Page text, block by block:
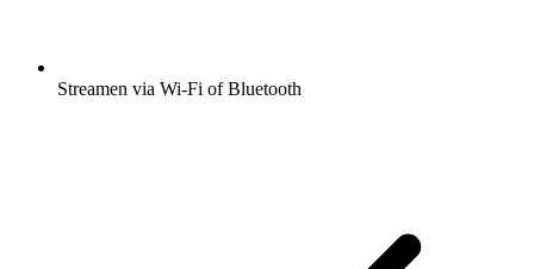
Streamen via Wi-Fi of Bluetooth